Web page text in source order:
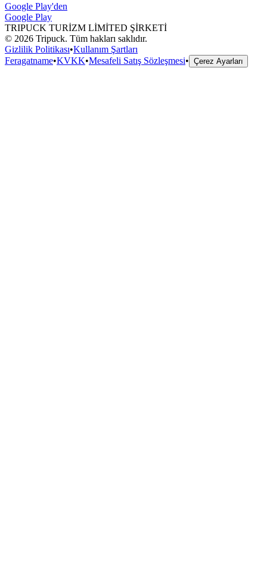
Google Play'den
Google Play
TRIPUCK TURİZM LİMİTED ŞİRKETİ
© 2026 Tripuck. Tüm hakları saklıdır.
Gizlilik Politikası•Kullanım Şartları
Feragatname•KVKK•Mesafeli Satış Sözleşmesi• Çerez Ayarları